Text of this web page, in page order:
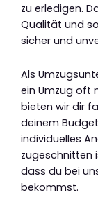
zu erledigen.
Qualität und
sicher und
Als
ein Umzug oft
bieten wir dir
deinem
individuelles
zugeschnitten
dass du bei
bekommst.